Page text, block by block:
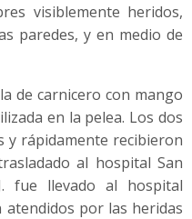
visiblemente heridos,
paredes, y en medio de
de carnicero con mango
en la pelea. Los dos
y rápidamente recibieron
al hospital San
fue llevado al hospital
por las heridas